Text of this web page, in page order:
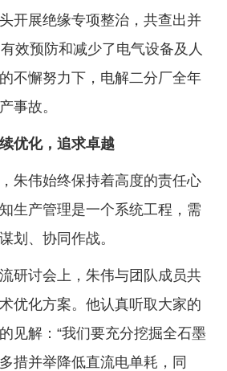
开展绝缘专项整治，共查出并
效预防和减少了电气设备及人
不懈努力下，电解二分厂全年
事故。
优化，追求卓越
朱伟始终保持着高度的责任心
生产管理是一个系统工程，需
划、协同作战。
研讨会上，朱伟与团队成员共
优化方案。他认真听取大家的
见解：“我们要充分挖掘全石墨
措并举降低直流电单耗，同